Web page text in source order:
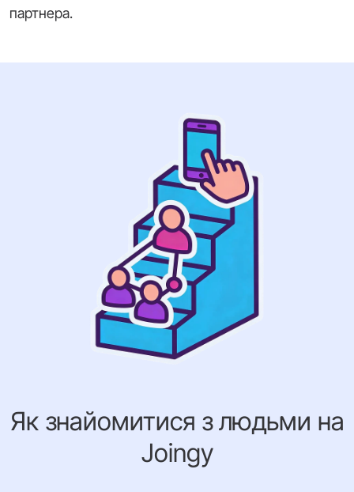
партнера.
Як знайомитися з людьми на
Joingy